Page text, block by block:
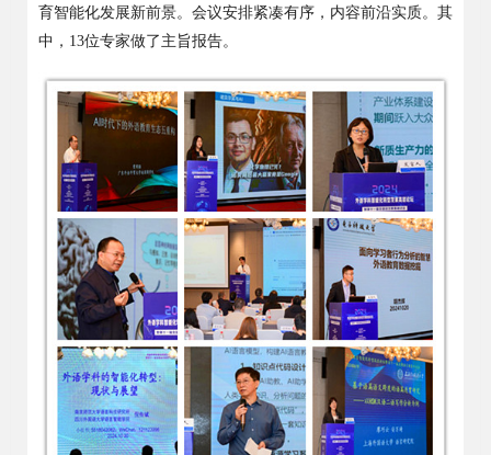
育智能化发展新前景。会议安排紧凑有序，内容前沿实质。其
中，13位专家做了主旨报告。